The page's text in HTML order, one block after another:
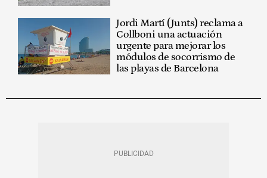
Jordi Martí (Junts) reclama a
Collboni una actuación
urgente para mejorar los
módulos de socorrismo de
las playas de Barcelona